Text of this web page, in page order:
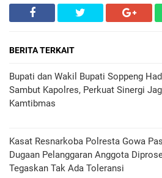
BERITA TERKAIT
Bupati dan Wakil Bupati Soppeng
Sambut Kapolres, Perkuat Sinergi
Kamtibmas
Kasat Resnarkoba Polresta Gowa
Dugaan Pelanggaran Anggota
Tegaskan Tak Ada Toleransi